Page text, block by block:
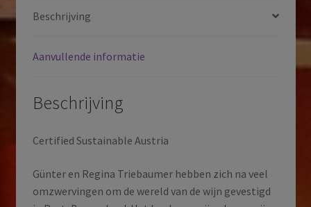
|
|
Beschrijving
Aanvullende informatie
Beschrijving
Certified Sustainable Austria
Günter en Regina Triebaumer hebben zich na veel
omzwervingen om de wereld van de wijn gevestigd